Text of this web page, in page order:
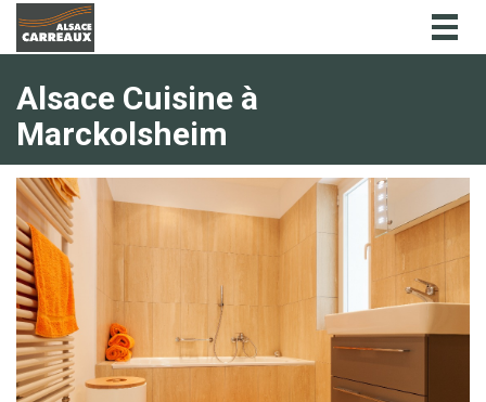
Alsace Cuisine à
Marckolsheim